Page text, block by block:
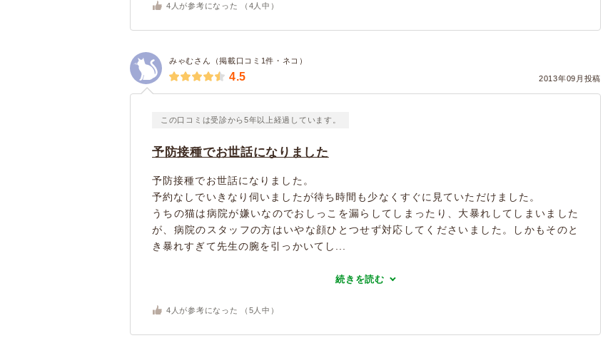
4 人が参考になった （ 4 人中）
みゃむさん（掲載口コミ1件・ネコ）
2013年09月投稿
4.5
この口コミは受診から5年以上経過しています。
予防接種でお世話になりました
予防接種でお世話になりました。
予約なしでいきなり伺いましたが待ち時間も少なくすぐに見ていただけました。
うちの猫は病院が嫌いなのでおしっこを漏らしてしまったり、大暴れしてしまいました
が、病院のスタッフの方はいやな顔ひとつせず対応してくださいました。しかもそのと
き暴れすぎて先生の腕を引っかいてし...
続きを読む
4 人が参考になった （ 5 人中）